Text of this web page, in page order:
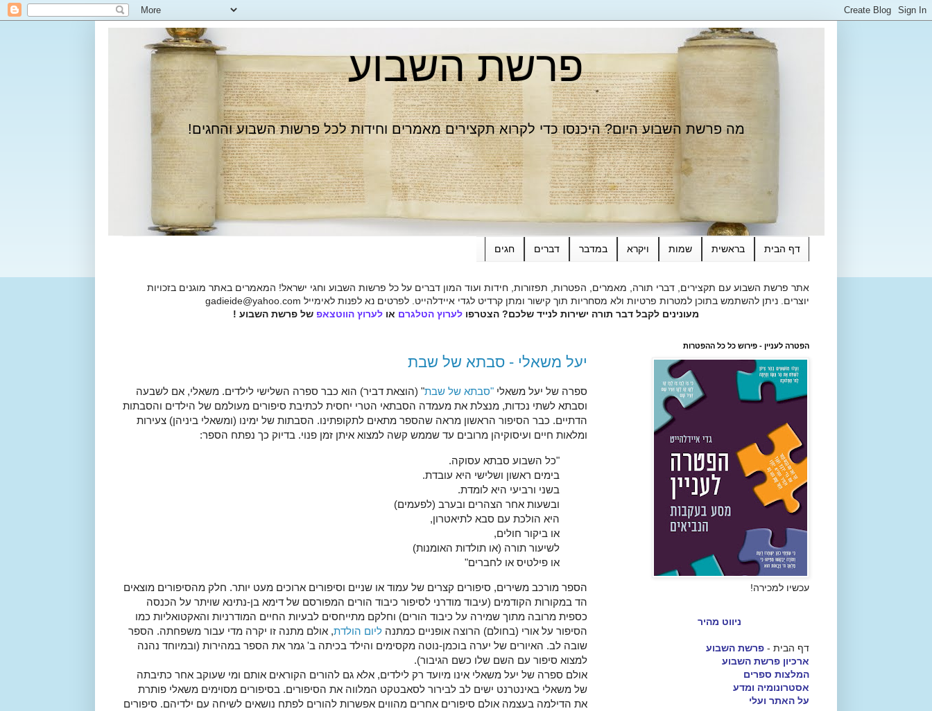
פרשת השבוע
מה פרשת השבוע היום? היכנסו כדי לקרוא תקצירים מאמרים וחידות לכל פרשות השבוע והחגים!
דף הבית בראשית שמות ויקרא במדבר דברים חגים
אתר פרשת השבוע עם תקצירים, דברי תורה, מאמרים, הפטרות, תפזורות, חידות ועוד המון דברים על כל פרשות השבוע וחגי ישראל! המאמרים באתר מוגנים בזכויות
יוצרים. ניתן להשתמש בתוכן למטרות פרטיות ולא מסחריות תוך קישור ומתן קרדיט לגדי איידלהייט. לפרטים נא לפנות לאימייל gadieide@yahoo.com
מעונינים לקבל דבר תורה ישירות לנייד שלכם? הצטרפו לערוץ הטלגרם או לערוץ הווטצאפ של פרשת השבוע !
יעל משאלי - סבתא של שבת
ספרה של יעל משאלי "סבתא של שבת" (הוצאת דביר) הוא כבר ספרה השלישי לילדים. משאלי, אם לשבעה
וסבתא לשתי נכדות, מנצלת את מעמדה הסבתאי הטרי יחסית לכתיבת סיפורים מעולמם של הילדים והסבתות
הדתיים. כבר הסיפור הראשון מראה שהספר מתאים לתקופתינו. הסבתות של ימינו (ומשאלי ביניהן) צעירות
ומלאות חיים ועיסוקיהן מרובים עד שממש קשה למצוא איתן זמן פנוי. בדיוק כך נפתח הספר:
"כל השבוע סבתא עסוקה.
בימים ראשון ושלישי היא עובדת.
בשני ורביעי היא לומדת.
ובשעות אחר הצהרים ובערב (לפעמים)
היא הולכת עם סבא לתיאטרון,
או ביקור חולים,
לשיעור תורה (או תולדות האומנות)
או פילטיס או לחברים"
הספר מורכב משירים, סיפורים קצרים של עמוד או שניים וסיפורים ארוכים מעט יותר. חלק מהסיפורים מוצאים
הד במקורות הקודמים (עיבוד מודרני לסיפור כיבוד הורים המפורסם של דימא בן-נתינא שויתר על הכנסה
כספית מרובה מתוך שמירה על כיבוד הורים) וחלקם מתייחסים לבעיות החיים המודרניות והאקטואליות כמו
הסיפור על אורי (בחולם) הרוצה אופניים כמתנה ליום הולדת, אולם מתנה זו יקרה מדי עבור משפחתה. הספר
שובה לב. האיורים של יערה בוכמן-נוטה מקסימים והילד בכיתה ב' גמר את הספר במהירות (ובמיוחד נהנה
למצוא סיפור עם השם שלו כשם הגיבור).
אולם ספרה של יעל משאלי אינו מיועד רק לילדים, אלא גם להורים הקוראים אותם ומי שעוקב אחר כתיבתה
של משאלי באינטרנט ישים לב לבירור לסאבטקט המלווה את הסיפורים. בסיפורים מסוימים משאלי פותרת
את הדילמה בעצמה אולם סיפורים אחרים מהווים אפשרות להורים לפתח נושאים לשיחה עם ילדיהם. סיפורים
הפטרה לעניין - פירוש כל כל ההפטרות
עכשיו למכירה!
ניווט מהיר
דף הבית - פרשת השבוע
ארכיון פרשת השבוע
המלצות ספרים
אסטרונומיה ומדע
על האתר ועלי